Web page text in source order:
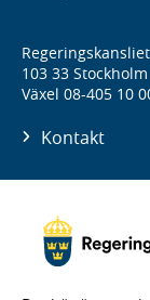
Regeringskansliet
103 33 Stockholm
Växel 08-405 10
Kontakt